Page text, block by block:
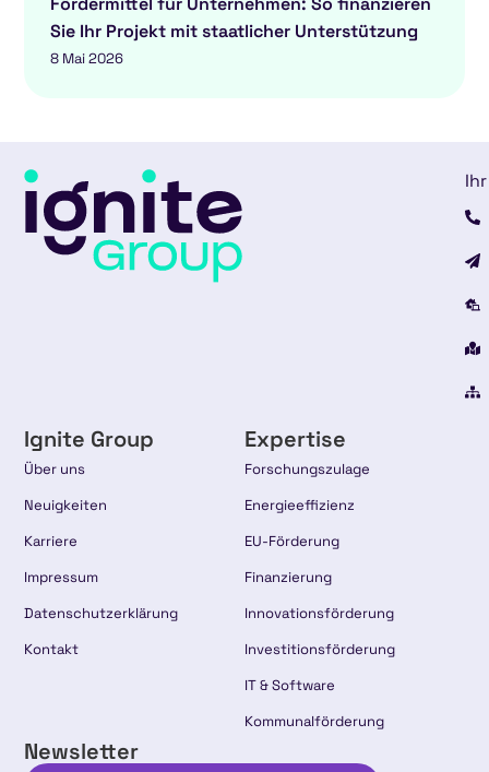
Sie Ihr Projekt mit staatlicher Unterstützung
8 Mai 2026
Ignite Group
Über uns
Neuigkeiten
Karriere
Impressum
Datenschutzerklärung
Kontakt
Expertise
Forschungszulage
Energieeffizienz
EU-Förderung
Finanzierung
Innovationsförderung
Investitionsförderung
IT & Software
Kommunalförderung
Newsletter